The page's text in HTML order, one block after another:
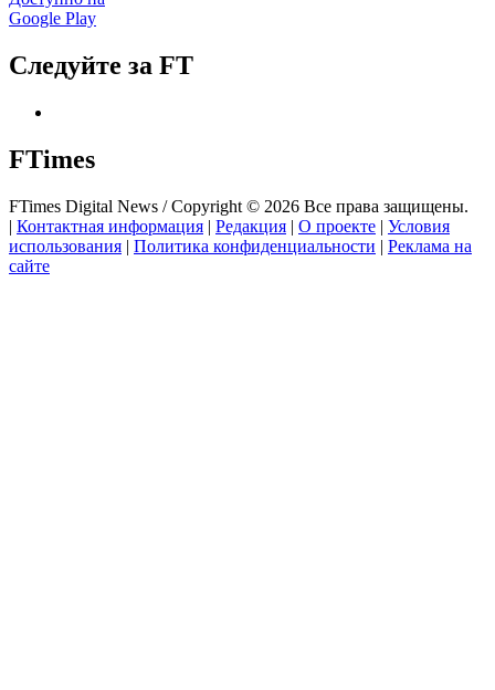
Google Play
Следуйте за FT
FTimes
FTimes Digital News / Copyright © 2026 Все права защищены.
| Контактная информация | Редакция | О проекте | Условия
использования | Политика конфиденциальности | Реклама на
сайте